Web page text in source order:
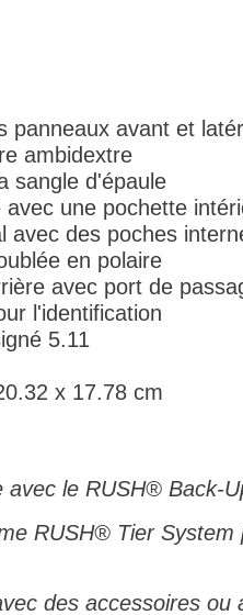
panneaux avant et
ambidextre
sangle d'épaule
une pochette
avec des poches
en polaire
avec port de
l'identification
5.11
x 17.78 cm
avec le RUSH® Back-
RUSH® Tier
des accessoires